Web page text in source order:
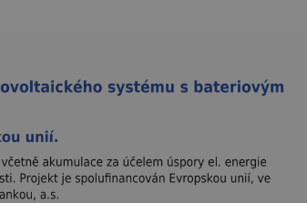
stránek, jako je přihlášení uživatele a správa účtu.
rok
Tento soubor cookie používá služba Cookie-Script.com k
předvoleb souhlasu se soubory cookie návštěvníků. Je
banner cookie Cookie-Script.com fungoval správně.